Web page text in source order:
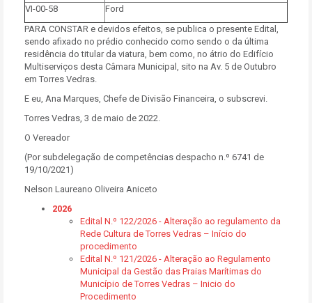
VI-00-58
Ford
PARA CONSTAR e devidos efeitos, se publica o presente Edital,
sendo afixado no prédio conhecido como sendo o da última
residência do titular da viatura, bem como, no átrio do Edifício
Multiserviços desta Câmara Municipal, sito na Av. 5 de Outubro
em Torres Vedras.
E eu, Ana Marques, Chefe de Divisão Financeira, o subscrevi.
Torres Vedras, 3 de maio de 2022.
O Vereador
(Por subdelegação de competências despacho n.º 6741 de
19/10/2021)
Nelson Laureano Oliveira Aniceto
2026
Edital N.º 122/2026 - Alteração ao regulamento da
Rede Cultura de Torres Vedras – Início do
procedimento
Edital N.º 121/2026 - Alteração ao Regulamento
Municipal da Gestão das Praias Marítimas do
Município de Torres Vedras – Inicio do
Procedimento